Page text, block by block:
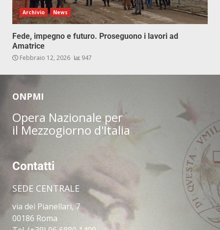
Archivio News
Fede, impegno e futuro. Proseguono i lavori ad
Amatrice
Febbraio 12, 2026 947
ONPMI
Opera Nazionale per
il Mezzogiorno d'Italia
Contatti
SEDE CENTRALE
via dei Pianellari, 7
00186 Roma